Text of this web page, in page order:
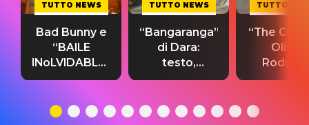
TUTTO NEWS
Bad Bunny e
“BAILE
INoLVIDABLE”:
testo,
significato
TUTTO NEWS
“Bangaranga”
di Dara:
testo,
traduzione e
del singolo
TUTTO
“The
Olivia
testo,